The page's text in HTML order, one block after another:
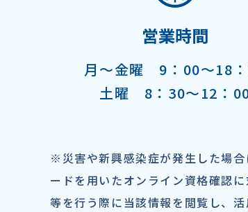
営業時間
月〜金曜 9：00～18
土曜 8：30～12：
※災害や新興感染症が発生した場
ードを用いたオンライン資格確認
等を行う際に当該情報を閲覧し、